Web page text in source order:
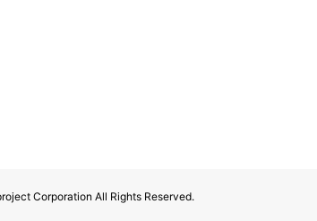
Corporation All Rights Reserved.